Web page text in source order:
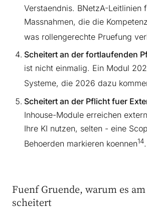
Verstaendnis. BNetzA-Leitlinien
Massnahmen, die die
was rollengerechte Pruefung
Scheitert an der fortlaufenden
ist nicht einmalig. Ein Modul
Systeme, die 2026 dazu
Scheitert an der Pflicht fuer
Inhouse-Module erreichen
Ihre KI nutzen, selten - eine
Behoerden markieren koennen14.
Fuenf Gruende, warum es
scheitert